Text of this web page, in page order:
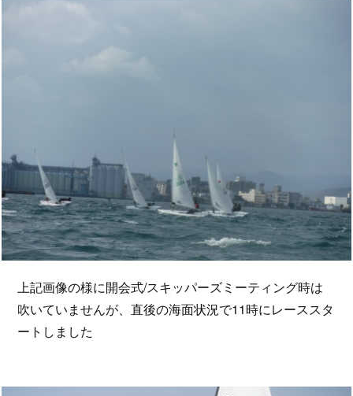
上記画像の様に開会式/スキッパーズミーティング時は
吹いていませんが、直後の海面状況で11時にレーススタ
ートしました